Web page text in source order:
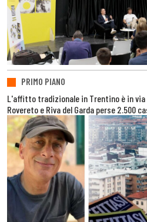
PRIMO PIANO
L'affitto tradizionale in Trentino è in
Rovereto e Riva del Garda perse 2.500